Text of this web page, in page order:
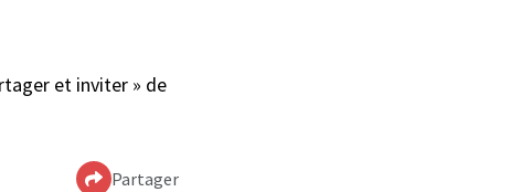
et inviter » de
Partager